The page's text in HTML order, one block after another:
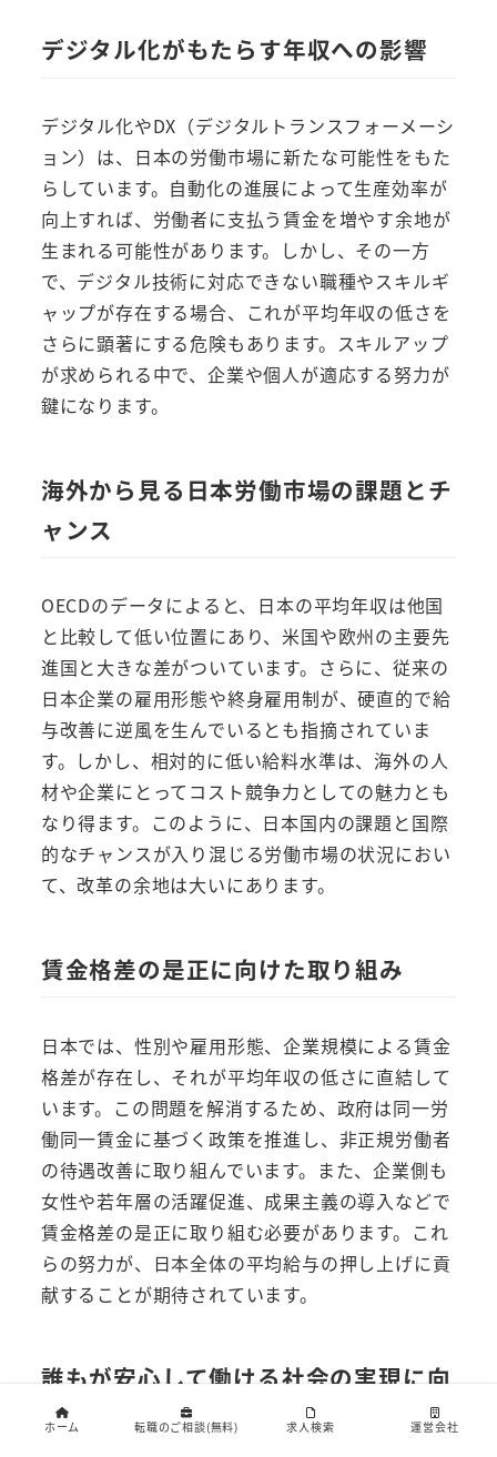
デジタル化がもたらす年収への影響
デジタル化やDX（デジタルトランスフォーメーシ
ョン）は、日本の労働市場に新たな可能性をもた
らしています。自動化の進展によって生産効率が
向上すれば、労働者に支払う賃金を増やす余地が
生まれる可能性があります。しかし、その一方
で、デジタル技術に対応できない職種やスキルギ
ャップが存在する場合、これが平均年収の低さを
さらに顕著にする危険もあります。スキルアップ
が求められる中で、企業や個人が適応する努力が
鍵になります。
海外から見る日本労働市場の課題とチ
ャンス
OECDのデータによると、日本の平均年収は他国
と比較して低い位置にあり、米国や欧州の主要先
進国と大きな差がついています。さらに、従来の
日本企業の雇用形態や終身雇用制が、硬直的で給
与改善に逆風を生んでいるとも指摘されていま
す。しかし、相対的に低い給料水準は、海外の人
材や企業にとってコスト競争力としての魅力とも
なり得ます。このように、日本国内の課題と国際
的なチャンスが入り混じる労働市場の状況におい
て、改革の余地は大いにあります。
賃金格差の是正に向けた取り組み
日本では、性別や雇用形態、企業規模による賃金
格差が存在し、それが平均年収の低さに直結して
います。この問題を解消するため、政府は同一労
働同一賃金に基づく政策を推進し、非正規労働者
の待遇改善に取り組んでいます。また、企業側も
女性や若年層の活躍促進、成果主義の導入などで
賃金格差の是正に取り組む必要があります。これ
らの努力が、日本全体の平均給与の押し上げに貢
献することが期待されています。
誰もが安心して働ける社会の実現に向
けて
ホーム 転職のご相談(無料) 求人検索 運営会社